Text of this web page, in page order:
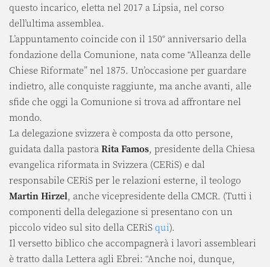
questo incarico, eletta nel 2017 a Lipsia, nel corso
dell’ultima assemblea.
L’appuntamento coincide con il 150° anniversario della
fondazione della Comunione, nata come “Alleanza delle
Chiese Riformate” nel 1875. Un’occasione per guardare
indietro, alle conquiste raggiunte, ma anche avanti, alle
sfide che oggi la Comunione si trova ad affrontare nel
mondo.
La delegazione svizzera è composta da otto persone,
guidata dalla pastoraRita Famos, presidente della Chiesa
evangelica riformata in Svizzera (CERiS) e dal
responsabile CERiS per le relazioni esterne, il teologo
Martin Hirzel, anche vicepresidente della CMCR. (Tutti i
componenti della delegazione si presentano con un
piccolo video sul sito della CERiSqui).
Il versetto biblico che accompagnerà i lavori assembleari
è tratto dalla Lettera agli Ebrei: “Anche noi, dunque,